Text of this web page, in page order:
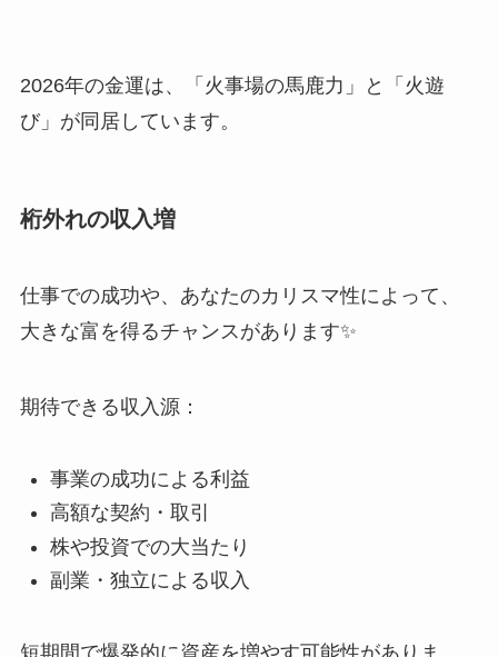
2026年の金運は、「火事場の馬鹿力」と「火遊
び」が同居しています。
桁外れの収入増
仕事での成功や、あなたのカリスマ性によって、
大きな富を得るチャンスがあります✨
期待できる収入源：
事業の成功による利益
高額な契約・取引
株や投資での大当たり
副業・独立による収入